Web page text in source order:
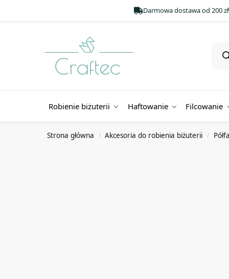
Darmowa dostawa od 200 zł
Robienie biżuterii Haftowanie Filcowanie
Strona główna / Akcesoria do robienia biżuterii /